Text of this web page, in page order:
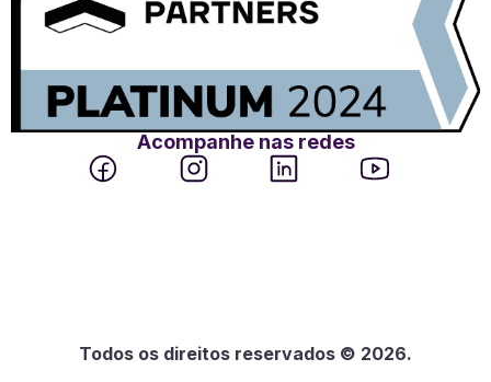
Acompanhe nas redes
Todos os direitos reservados © 2026.